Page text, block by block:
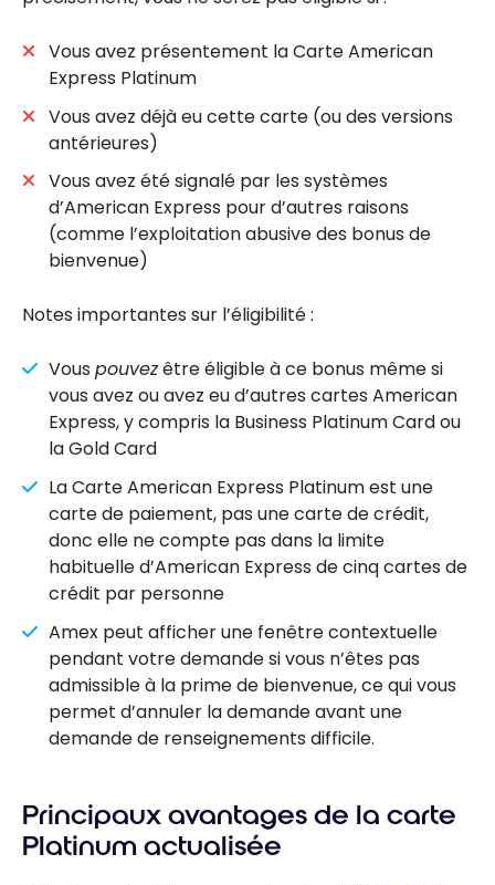
Vous avez présentement la Carte American
Express Platinum
Vous avez déjà eu cette carte (ou des versions
antérieures)
Vous avez été signalé par les systèmes
d’American Express pour d’autres raisons
(comme l’exploitation abusive des bonus de
bienvenue)
Notes importantes sur l’éligibilité :
Vous pouvezêtre éligible à ce bonus même si
vous avez ou avez eu d’autres cartes American
Express, y compris la Business Platinum Card ou
la Gold Card
La Carte American Express Platinum est une
carte de paiement, pas une carte de crédit,
donc elle ne compte pas dans la limite
habituelle d’American Express de cinq cartes de
crédit par personne
Amex peut afficher une fenêtre contextuelle
pendant votre demande si vous n’êtes pas
admissible à la prime de bienvenue, ce qui vous
permet d’annuler la demande avant une
demande de renseignements difficile.
Principaux avantages de la carte
Platinum actualisée